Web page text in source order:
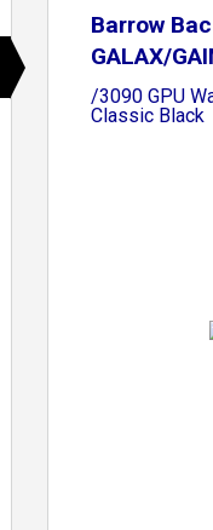
Barrow
GALAX/
3080
/3090 GPU
Classic Black